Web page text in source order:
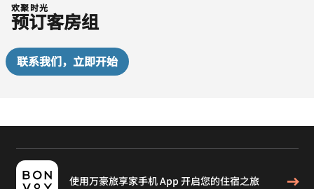
欢聚时光
预订客房组
联系我们，立即开始
使用万豪旅享家手机 App 开启您的住宿之旅